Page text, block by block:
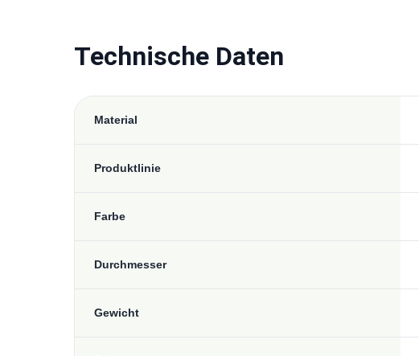
Technische Daten
Material
Produktlinie
Farbe
Durchmesser
Gewicht